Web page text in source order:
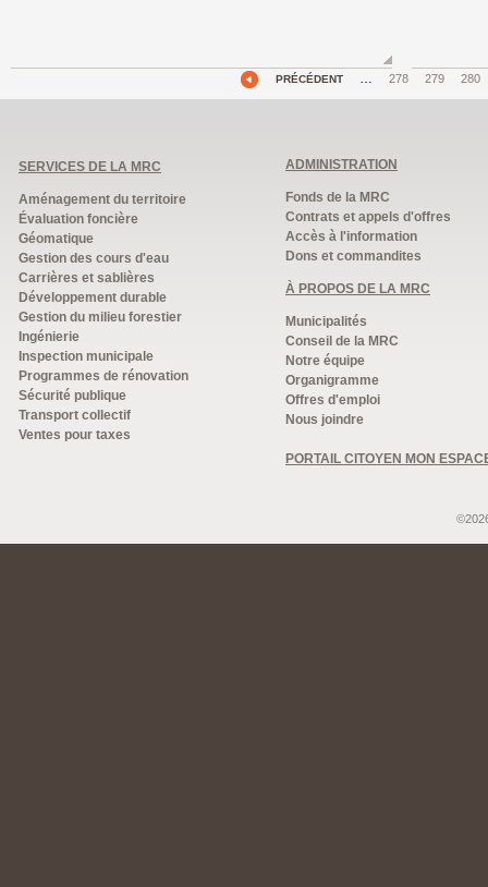
PRÉCÉDENT … 278 279 280
SERVICES DE LA MRC
Aménagement du territoire
Évaluation foncière
Géomatique
Gestion des cours d'eau
Carrières et sablières
Développement durable
Gestion du milieu forestier
Ingénierie
Inspection municipale
Programmes de rénovation
Sécurité publique
Transport collectif
Ventes pour taxes
ADMINISTRATION
Fonds de la MRC
Contrats et appels d'offres
Accès à l'information
Dons et commandites
À PROPOS DE LA MRC
Municipalités
Conseil de la MRC
Notre équipe
Organigramme
Offres d'emploi
Nous joindre
PORTAIL CITOYEN MON